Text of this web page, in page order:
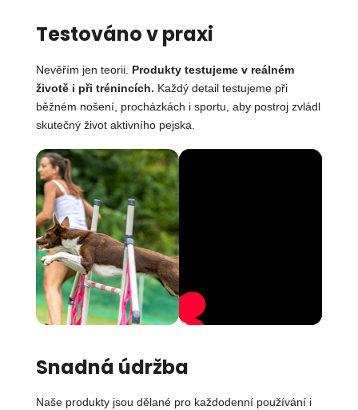
Testováno v praxi
Nevěřím jen teorii. Produkty testujeme v reálném
životě i při trénincích. Každý detail testujeme při
běžném nošení, procházkách i sportu, aby postroj zvládl
skutečný život aktivního pejska.
Snadná údržba
Naše produkty jsou dělané pro každodenní používání i